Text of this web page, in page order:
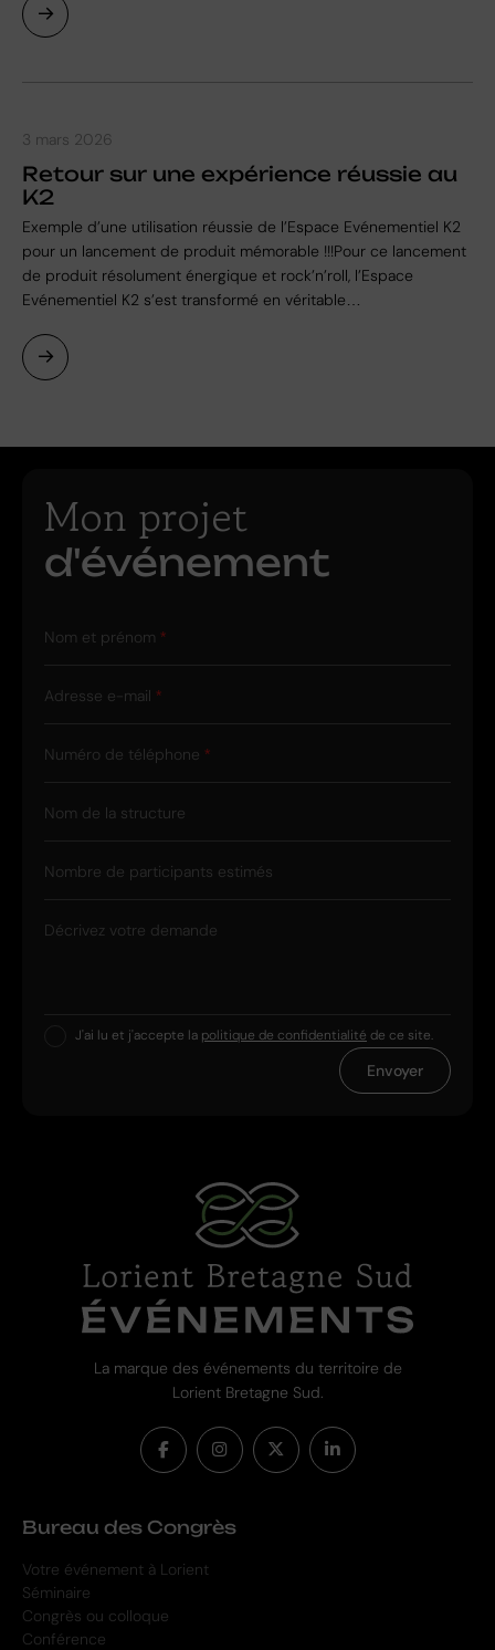
Retour sur une expérience réussie au
K2
Exemple d’une utilisation réussie de l’Espace Evénementiel K2
pour un lancement de produit mémorable !!!Pour ce lancement
de produit résolument énergique et rock’n’roll, l’Espace
Evénementiel K2 s’est transformé en véritable…
3 mars 2026
Mon projet
d'événement
Nom et prénom
Adresse e-mail
Numéro de téléphone
Nom de la structure
Nombre de participants estimés
Décrivez votre demande
J'ai lu et j'accepte la politique de confidentialité de ce site.
Envoyer
La marque des événements du territoire de
Lorient Bretagne Sud.
Bureau des Congrès
Votre événement à Lorient
Séminaire
Congrès ou colloque
Conférence